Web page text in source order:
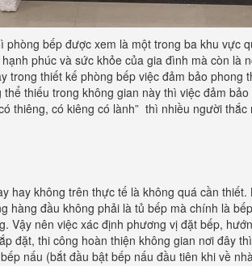
bếp được xem là một trong ba khu vực
phúc và sức khỏe của gia đình mà còn là
trong thiết kế phòng bếp việc đảm bảo phong
thiếu trong không gian này thì việc đảm
thiêng, có kiêng có lành” thì nhiều người thắc
hay không trên thực tế là không quá cần
hàng đầu không phải là tủ bếp mà chính là
Vậy nên việc xác định phương vị đặt bếp,
đặt, thi công hoàn thiện không gian nơi đây
nấu (bắt đầu bật bếp nấu đầu tiên khi về